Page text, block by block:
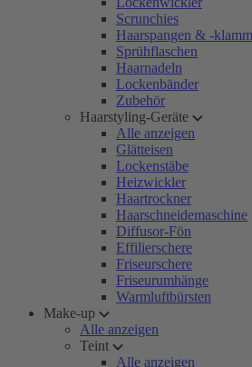
Scrunchies
Haarspangen & -
Sprühflaschen
Haarnadeln
Lockenbänder
Zubehör
Haarstyling-Geräte
Alle anzeigen
Glätteisen
Lockenstäbe
Heizwickler
Haartrockner
Haarschneidemaschine
Diffusor-Fön
Effilierschere
Friseurschere
Friseurumhänge
Warmluftbürsten
Make-up
Alle anzeigen
Teint
Alle anzeigen